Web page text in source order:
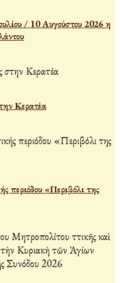
/ 10 Αυγούστου 2026 η
Κερατέα
περιόδου «Περιβόλι της